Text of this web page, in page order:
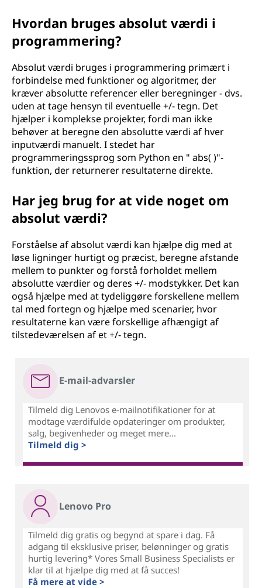
Hvordan bruges absolut værdi i
programmering?
Absolut værdi bruges i programmering primært i
forbindelse med funktioner og algoritmer, der
kræver absolutte referencer eller beregninger - dvs.
uden at tage hensyn til eventuelle +/- tegn. Det
hjælper i komplekse projekter, fordi man ikke
behøver at beregne den absolutte værdi af hver
inputværdi manuelt. I stedet har
programmeringssprog som Python en " abs( )"-
funktion, der returnerer resultaterne direkte.
Har jeg brug for at vide noget om
absolut værdi?
Forståelse af absolut værdi kan hjælpe dig med at
løse ligninger hurtigt og præcist, beregne afstande
mellem to punkter og forstå forholdet mellem
absolutte værdier og deres +/- modstykker. Det kan
også hjælpe med at tydeliggøre forskellene mellem
tal med fortegn og hjælpe med scenarier, hvor
resultaterne kan være forskellige afhængigt af
tilstedeværelsen af et +/- tegn.
E-mail-advarsler
Tilmeld dig Lenovos e-mailnotifikationer for at
modtage værdifulde opdateringer om produkter,
salg, begivenheder og meget mere...
Tilmeld dig >
Lenovo Pro
Tilmeld dig gratis og begynd at spare i dag. Få
adgang til eksklusive priser, belønninger og gratis
hurtig levering* Vores Small Business Specialists er
klar til at hjælpe dig med at få succes!
Få mere at vide >